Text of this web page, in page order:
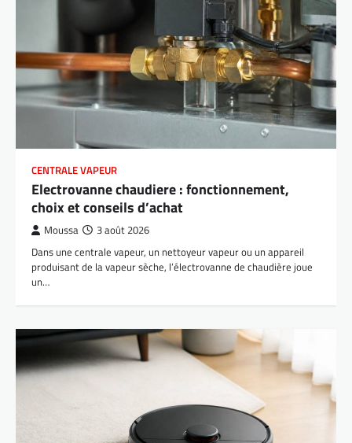
CENTRALE VAPEUR
Electrovanne chaudiere : fonctionnement,
choix et conseils d’achat
Moussa 3 août 2026
Dans une centrale vapeur, un nettoyeur vapeur ou un appareil
produisant de la vapeur sèche, l’électrovanne de chaudière joue
un…